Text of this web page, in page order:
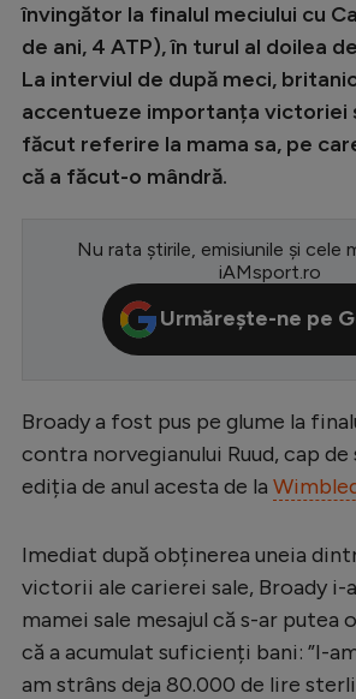
Champions League
Europa League
Conference League
CM 2026
Premier League
Bundesliga
Campionate
Starurile fotbalului
EURO 2024
Stranieri
Clasamente
învingător la finalul meciului cu
de ani, 4 ATP), în turul al doilea
La interviul de după meci,
accentueze importanța victoriei
făcut referire la mama sa, pe
că a făcut-o mândră.
Nu rata știrile, emisiunile și cele
iAMsport.ro
Urmărește-ne pe
Broady a fost pus pe glume la
contra norvegianului Ruud, cap de
ediția de anul acesta de la
Imediat după obținerea uneia
victorii ale carierei sale, Broady i-
mamei sale mesajul că s-ar putea
că a acumulat suficienți bani: ”I-
am strâns deja 80.000 de lire